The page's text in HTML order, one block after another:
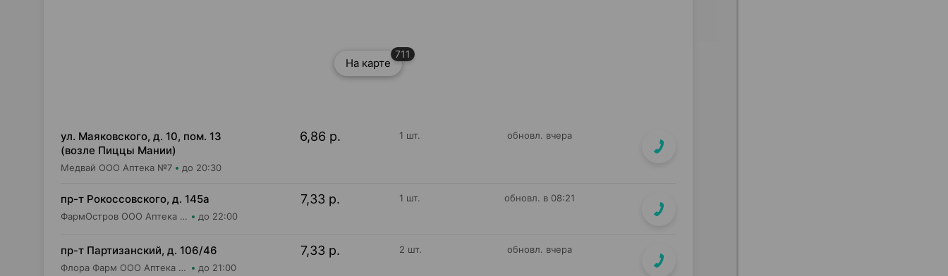
На карте
711
ул. Маяковского, д. 10, пом. 13
(возле Пиццы Мании)
Медвай ООО Аптека №7 до 20:30
6,86 р. 1 шт. обновл. вчера
пр-т Рокоссовского, д. 145а
ФармОстров ООО Аптека №9 на Рокоссовского до 22:00
7,33 р. 1 шт. обновл. в 08:21
пр-т Партизанский, д. 106/46
Флора Фарм ООО Аптека №20 до 21:00
7,33 р. 2 шт. обновл. вчера